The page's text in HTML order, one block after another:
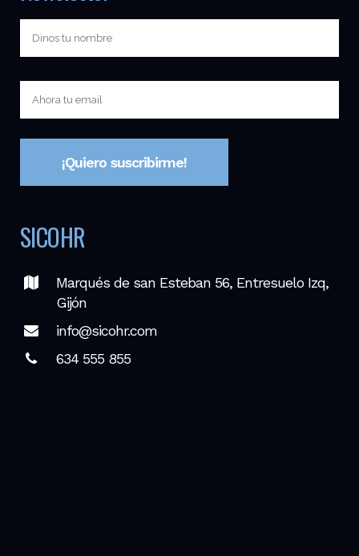
SICOHR
Marqués de san Esteban 56, Entresuelo Izq,
Gijón
info@sicohr.com
634 555 855